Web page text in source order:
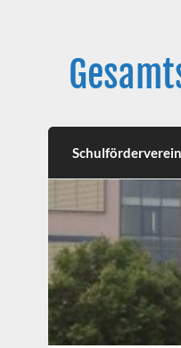
Schulförderverein